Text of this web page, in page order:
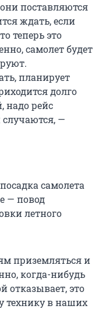
поставляются
ждать, если
теперь это
самолет будет
планирует
долго
надо рейс
—
самолета
— повод
летного
приземляться и
когда-нибудь
отказывает, это
технику в наших